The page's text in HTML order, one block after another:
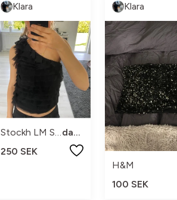
Klara
Stockh LM Studio
dam s
250 SEK
Klara
H&M
100 SEK